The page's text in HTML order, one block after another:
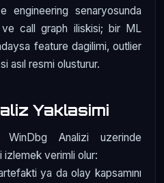
engineering senaryosunda
call graph iliskisi; bir ML
feature dagilimi, outlier
asıl resmi olusturur.
Yaklasimi
Analizi uzerinde
izlemek verimli olur:
ya da olay kapsamını